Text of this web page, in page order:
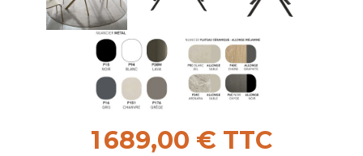
1 689,00 € TTC